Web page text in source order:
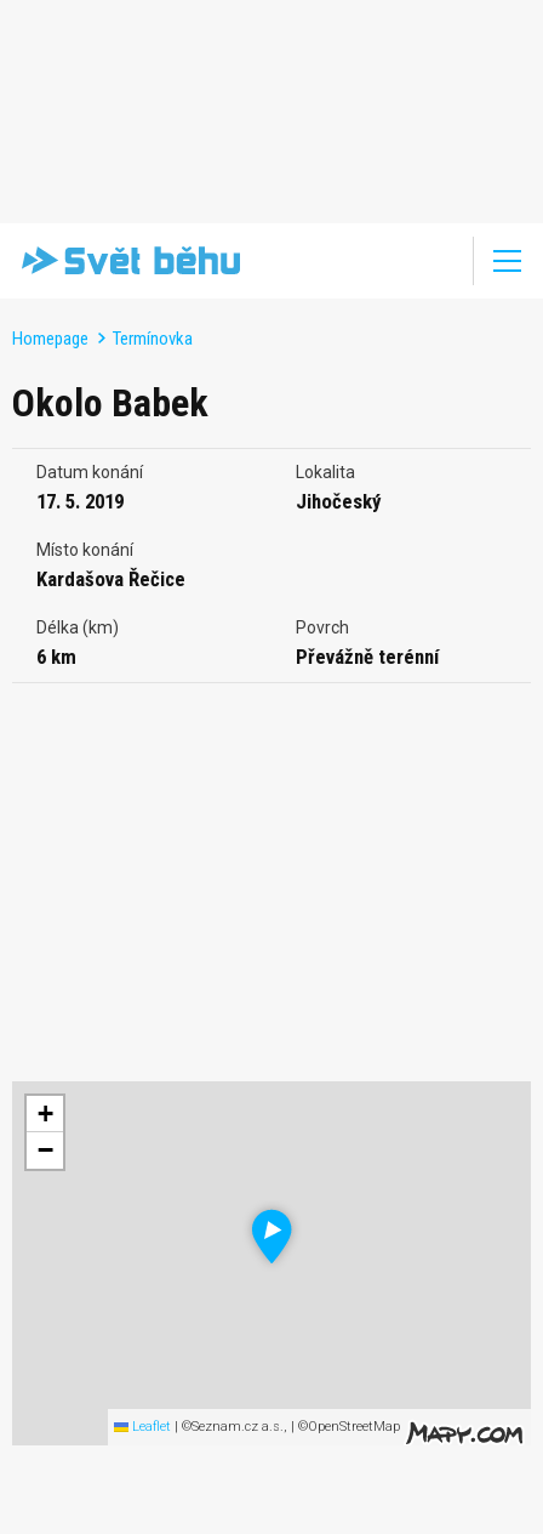
Homepage Termínovka
Okolo Babek
Datum konání
17. 5. 2019
Lokalita
Jihočeský
Místo konání
Kardašova Řečice
Délka (km)
6 km
Povrch
Převážně terénní
+
−
Leaflet | ©Seznam.cz a.s., | ©OpenStreetMap